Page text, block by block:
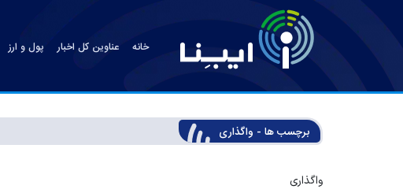
خانه عناوین کل اخبار پول و ارز
برچسب ها - واگذاری
واگذاری